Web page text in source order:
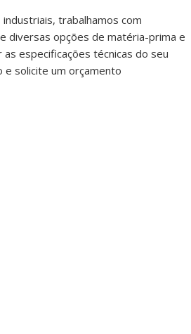
trabalhamos com
diversas opções de matéria-prima e
especificações técnicas do seu
solicite um orçamento